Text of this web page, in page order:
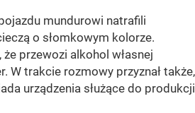
mundurowi natrafili
o słomkowym kolorze.
że przewozi alkohol własnej
W trakcie rozmowy przyznał także,
urządzenia służące do produkcji